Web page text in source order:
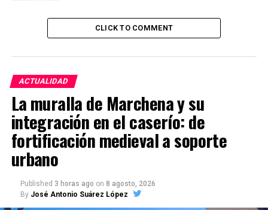
CLICK TO COMMENT
ACTUALIDAD
La muralla de Marchena y su
integración en el caserío: de
fortificación medieval a soporte
urbano
Published 3 horas ago on 8 agosto, 2026
By José Antonio Suárez López